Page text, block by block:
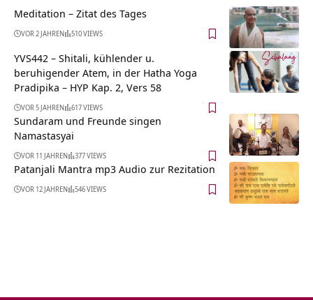
Meditation – Zitat des Tages
VOR 2 JAHREN 510 VIEWS
YVS442 – Shitali, kühlender u.
beruhigender Atem, in der Hatha Yoga
Pradipika – HYP Kap. 2, Vers 58
VOR 5 JAHREN 617 VIEWS
Sundaram und Freunde singen
Namastasyai
VOR 11 JAHREN 377 VIEWS
Patanjali Mantra mp3 Audio zur Rezitation
VOR 12 JAHREN 546 VIEWS